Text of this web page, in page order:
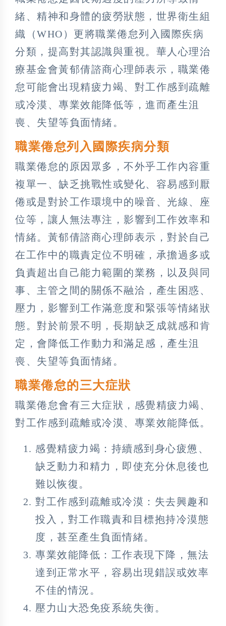
緒、精神和身體的疲勞狀態，世界衛生組
織（WHO）更將職業倦怠列入國際疾病
分類，提高對其認識與重視。華人心理治
療基金會黃郁倩諮商心理師表示，職業倦
怠可能會出現精疲力竭、對工作感到疏離
或冷漠、專業效能降低等，進而產生沮
喪、失望等負面情緒。
職業倦怠列入國際疾病分類
職業倦怠的原因眾多，不外乎工作內容重
複單一、缺乏挑戰性或變化、容易感到厭
倦或是對於工作環境中的噪音、光線、座
位等，讓人無法專注，影響到工作效率和
情緒。黃郁倩諮商心理師表示，對於自己
在工作中的職責定位不明確，承擔過多或
負責超出自己能力範圍的業務，以及與同
事、主管之間的關係不融洽，產生困惑、
壓力，影響到工作滿意度和緊張等情緒狀
態。對於前景不明，長期缺乏成就感和肯
定，會降低工作動力和滿足感，產生沮
喪、失望等負面情緒。
職業倦怠的三大症狀
職業倦怠會有三大症狀，感覺精疲力竭、
對工作感到疏離或冷漠、專業效能降低。
感覺精疲力竭：持續感到身心疲憊、
缺乏動力和精力，即使充分休息後也
難以恢復。
對工作感到疏離或冷漠：失去興趣和
投入，對工作職責和目標抱持冷漠態
度，甚至產生負面情緒。
專業效能降低：工作表現下降，無法
達到正常水平，容易出現錯誤或效率
不佳的情況。
壓力山大恐免疫系統失衡。